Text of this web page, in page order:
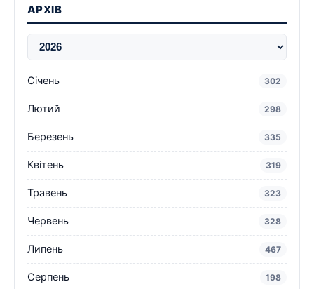
АРХІВ
Січень 302
Лютий 298
Березень 335
Квітень 319
Травень 323
Червень 328
Липень 467
Серпень 198